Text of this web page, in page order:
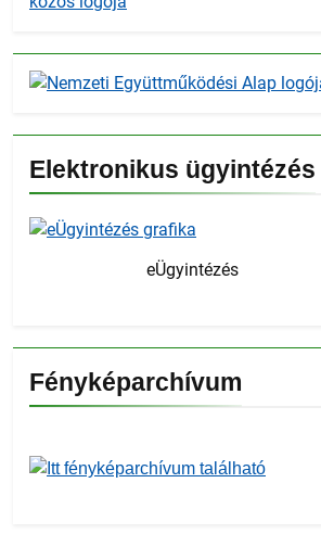
Elektronikus ügyintézés
eÜgyintézés
Fényképarchívum